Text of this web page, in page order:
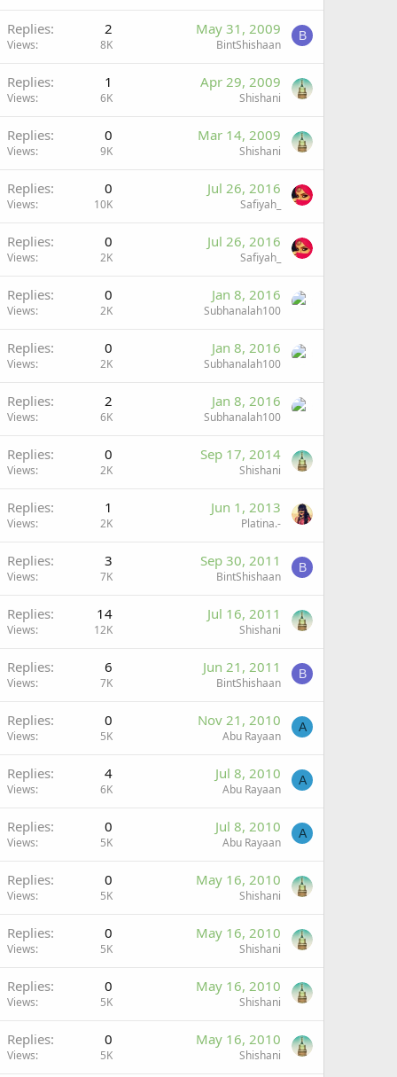
Replies 2
Views 8K
May 31, 2009
BintShishaan
B
Replies 1
Views 6K
Apr 29, 2009
Shishani
Replies 0
Views 9K
Mar 14, 2009
Shishani
Replies 0
Views 10K
Jul 26, 2016
Safiyah_
Replies 0
Views 2K
Jul 26, 2016
Safiyah_
Replies 0
Views 2K
Jan 8, 2016
Subhanalah100
Replies 0
Views 2K
Jan 8, 2016
Subhanalah100
Replies 2
Views 6K
Jan 8, 2016
Subhanalah100
Replies 0
Views 2K
Sep 17, 2014
Shishani
Replies 1
Views 2K
Jun 1, 2013
Platina.-
Replies 3
Views 7K
Sep 30, 2011
BintShishaan
B
Replies 14
Views 12K
Jul 16, 2011
Shishani
Replies 6
Views 7K
Jun 21, 2011
BintShishaan
B
Replies 0
Views 5K
Nov 21, 2010
Abu Rayaan
A
Replies 4
Views 6K
Jul 8, 2010
Abu Rayaan
A
Replies 0
Views 5K
Jul 8, 2010
Abu Rayaan
A
Replies 0
Views 5K
May 16, 2010
Shishani
Replies 0
Views 5K
May 16, 2010
Shishani
Replies 0
Views 5K
May 16, 2010
Shishani
Replies 0
Views 5K
May 16, 2010
Shishani